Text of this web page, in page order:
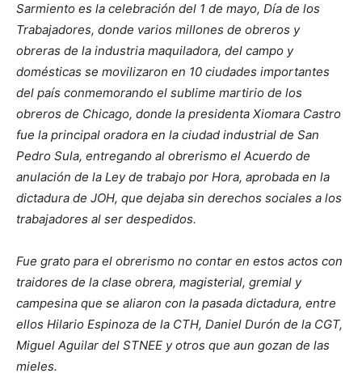
Sarmiento es la celebración del 1 de mayo, Día de los
Trabajadores, donde varios millones de obreros y
obreras de la industria maquiladora, del campo y
domésticas se movilizaron en 10 ciudades importantes
del país conmemorando el sublime martirio de los
obreros de Chicago, donde la presidenta Xiomara Castro
fue la principal oradora en la ciudad industrial de San
Pedro Sula, entregando al obrerismo el Acuerdo de
anulación de la Ley de trabajo por Hora, aprobada en la
dictadura de JOH, que dejaba sin derechos sociales a los
trabajadores al ser despedidos.
Fue grato para el obrerismo no contar en estos actos con
traidores de la clase obrera, magisterial, gremial y
campesina que se aliaron con la pasada dictadura, entre
ellos Hilario Espinoza de la CTH, Daniel Durón de la CGT,
Miguel Aguilar del STNEE y otros que aun gozan de las
mieles.